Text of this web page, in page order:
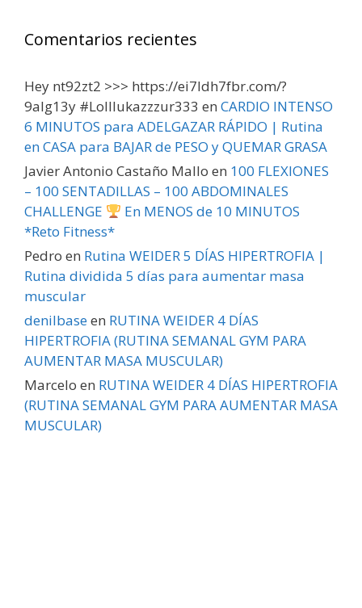
Comentarios recientes
Hey nt92zt2 >>> https://ei7ldh7fbr.com/?
9alg13y #Lolllukazzzur333 en CARDIO INTENSO
6 MINUTOS para ADELGAZAR RÁPIDO | Rutina
en CASA para BAJAR de PESO y QUEMAR GRASA
Javier Antonio Castaño Mallo en 100 FLEXIONES
– 100 SENTADILLAS – 100 ABDOMINALES
CHALLENGE
En MENOS de 10 MINUTOS
*Reto Fitness*
Pedro en Rutina WEIDER 5 DÍAS HIPERTROFIA |
Rutina dividida 5 días para aumentar masa
muscular
denilbaseen RUTINA WEIDER 4 DÍAS
HIPERTROFIA (RUTINA SEMANAL GYM PARA
AUMENTAR MASA MUSCULAR)
Marcelo en RUTINA WEIDER 4 DÍAS HIPERTROFIA
(RUTINA SEMANAL GYM PARA AUMENTAR MASA
MUSCULAR)